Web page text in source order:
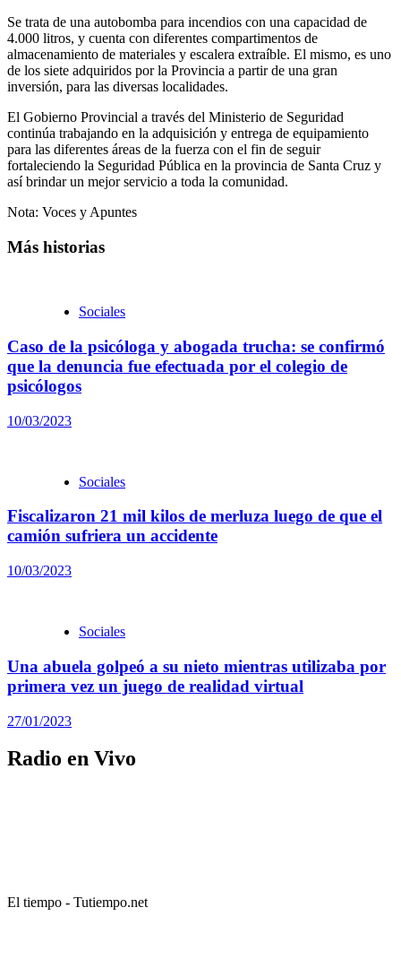
Se trata de una autobomba para incendios con una capacidad de
4.000 litros, y cuenta con diferentes compartimentos de
almacenamiento de materiales y escalera extraíble. El mismo, es uno
de los siete adquiridos por la Provincia a partir de una gran
inversión, para las diversas localidades.
El Gobierno Provincial a través del Ministerio de Seguridad
continúa trabajando en la adquisición y entrega de equipamiento
para las diferentes áreas de la fuerza con el fin de seguir
fortaleciendo la Seguridad Pública en la provincia de Santa Cruz y
así brindar un mejor servicio a toda la comunidad.
Nota: Voces y Apuntes
Más historias
Sociales
Caso de la psicóloga y abogada trucha: se confirmó
que la denuncia fue efectuada por el colegio de
psicólogos
10/03/2023
Sociales
Fiscalizaron 21 mil kilos de merluza luego de que el
camión sufriera un accidente
10/03/2023
Sociales
Una abuela golpeó a su nieto mientras utilizaba por
primera vez un juego de realidad virtual
27/01/2023
Radio en Vivo
El tiempo - Tutiempo.net